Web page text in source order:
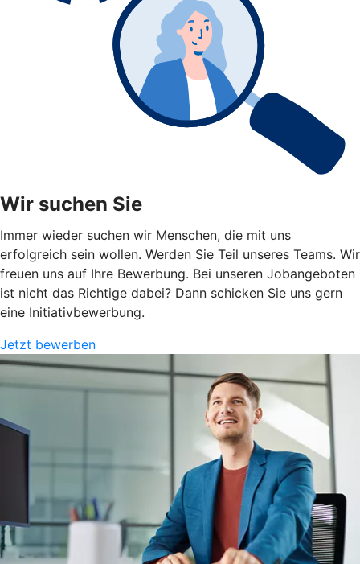
Wir suchen Sie
Immer wieder suchen wir Menschen, die mit uns
erfolgreich sein wollen. Werden Sie Teil unseres Teams. Wir
freuen uns auf Ihre Bewerbung. Bei unseren Jobangeboten
ist nicht das Richtige dabei? Dann schicken Sie uns gern
eine Initiativbewerbung.
Jetzt bewerben